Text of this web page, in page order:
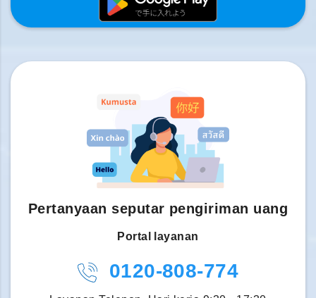
Pertanyaan seputar pengiriman uang
Portal layanan
0120-808-774